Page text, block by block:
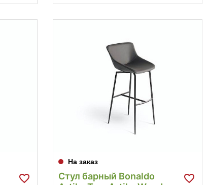
На заказ
Стул барный Bonaldo